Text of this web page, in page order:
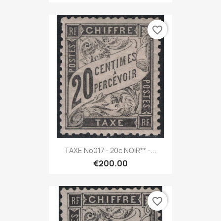
TAXE No017 - 20c NOIR** -...
€200.00
favorite_border
favorite_border